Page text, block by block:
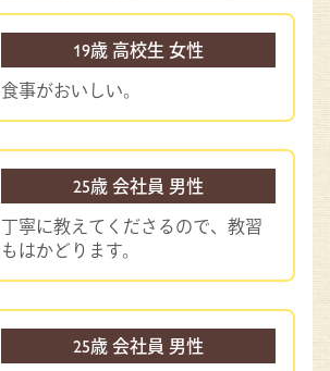
19歳 高校生 女性
食事がおいしい。
25歳 会社員 男性
丁寧に教えてくださるので、教習
もはかどります。
25歳 会社員 男性